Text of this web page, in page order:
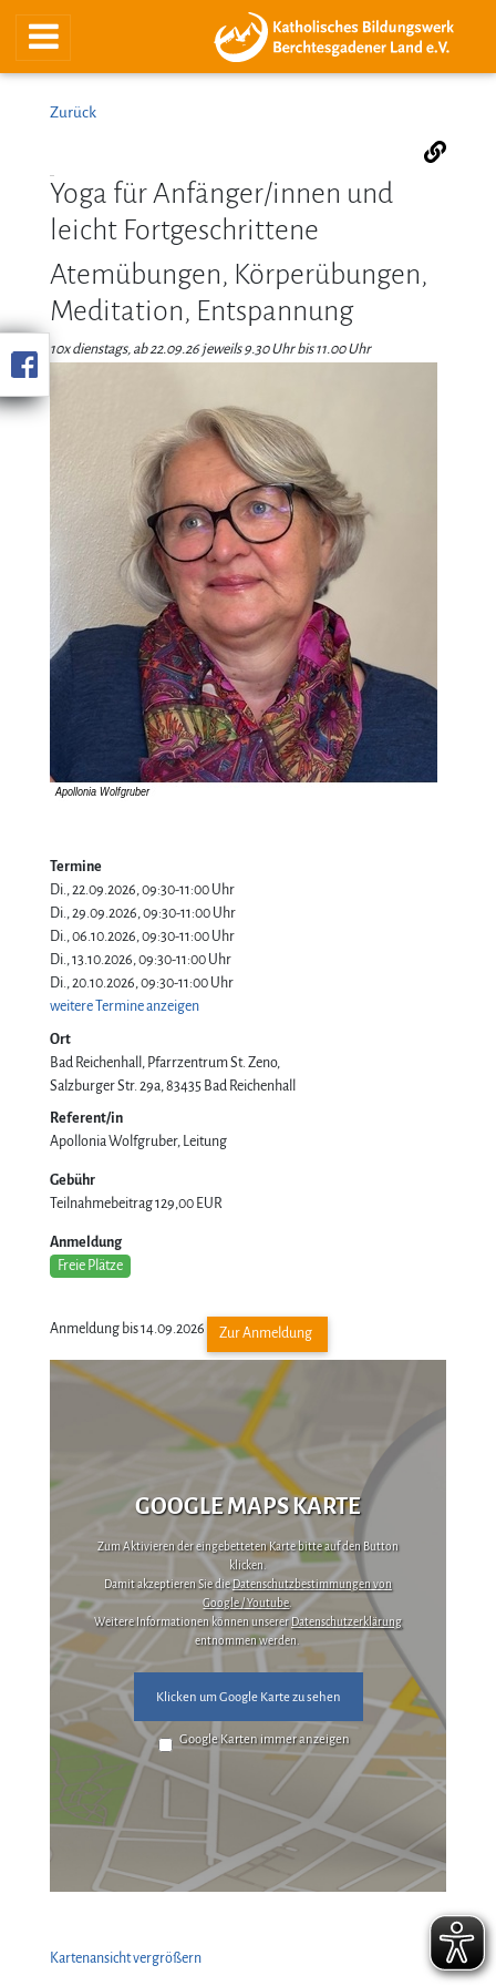
Zurück
Yoga für Anfänger/innen und
leicht Fortgeschrittene
Atemübungen, Körperübungen,
Meditation, Entspannung
10x dienstags, ab 22.09.26 jeweils 9.30 Uhr bis 11.00 Uhr
Termine
Di., 22.09.2026, 09:30-11:00 Uhr
Di., 29.09.2026, 09:30-11:00 Uhr
Di., 06.10.2026, 09:30-11:00 Uhr
Di., 13.10.2026, 09:30-11:00 Uhr
Di., 20.10.2026, 09:30-11:00 Uhr
weitere Termine anzeigen
Ort
Bad Reichenhall, Pfarrzentrum St. Zeno
Salzburger Str. 29a 83435 Bad Reichenhall
Referent/in
Apollonia Wolfgruber, Leitung
Gebühr
Teilnahmebeitrag129,00 EUR
Anmeldung
Freie Plätze
Anmeldung bis 14.09.2026 Zur Anmeldung
GOOGLE MAPS KARTE
Zum Aktivieren der eingebetteten Karte bitte auf den Button
klicken.
Damit akzeptieren Sie dieDatenschutzbestimmungen von
Google / Youtube.
Weitere Informationen können unsererDatenschutzerklärung
entnommen werden.
Klicken um Google Karte zu sehen
Google Karten immer anzeigen
Kartenansicht vergrößern